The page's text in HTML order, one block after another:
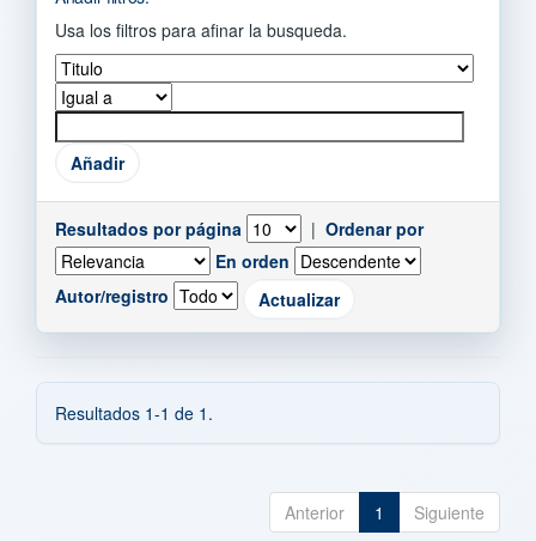
Usa los filtros para afinar la busqueda.
Resultados por página | Ordenar por
En orden
Autor/registro
Resultados 1-1 de 1.
Anterior 1 Siguiente